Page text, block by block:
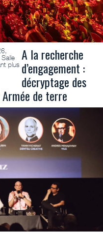
plus
A la recherche
d’engagement :
décryptage des
de terre